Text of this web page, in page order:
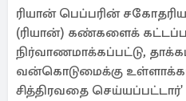
ரியான் பெப்பரின்
(ரியான்) கண்களைக்
நிர்வாணமாக்கப்பட்டு,
வன்கொடுமைக்கு
சித்திரவதை